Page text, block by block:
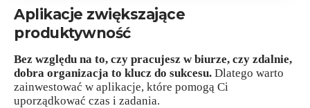
Aplikacje zwiększające
produktywność
Bez względu na to, czy pracujesz w biurze, czy zdalnie,
dobra organizacja to klucz do sukcesu. Dlatego warto
zainwestować w aplikacje, które pomogą Ci
uporządkować czas i zadania.